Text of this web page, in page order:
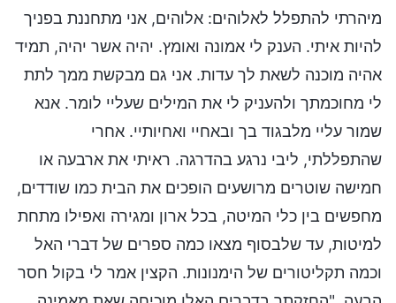
מיהרתי להתפלל לאלוהים: אלוהים, אני מתחננת בפניך
להיות איתי. הענק לי אמונה ואומץ. יהיה אשר יהיה, תמיד
אהיה מוכנה לשאת לך עדות. אני גם מבקשת ממך לתת
לי מחוכמתך ולהעניק לי את המילים שעליי לומר. אנא
שמור עליי מלבגוד בך ובאחיי ואחיותיי. אחרי
שהתפללתי, ליבי נרגע בהדרגה. ראיתי את ארבעה או
חמישה שוטרים מרושעים הופכים את הבית כמו שודדים,
מחפשים בין כלי המיטה, בכל ארון ומגירה ואפילו מתחת
למיטות, עד שלבסוף מצאו כמה ספרים של דברי האל
וכמה תקליטורים של הימנונות. הקצין אמר לי בקול חסר